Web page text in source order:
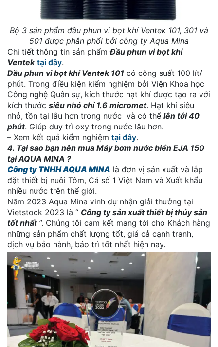
Bộ 3 sản phẩm đầu phun vi bọt khí Ventek 101, 301 và
501 được phân phối bởi công ty Aqua Mina
Chi tiết thông tin sản phẩmĐầu phun vi bọt khí
Ventek tại đây.
Đầu phun vi bọt khí Ventek 101 có công suất 100 lít/
phút. Trong điều kiện kiểm nghiệm bởi Viện Khoa học
Công nghệ Quân sự, kích thước hạt khí được tạo ra với
kích thước siêu nhỏ chỉ 1.6 micromet. Hạt khí siêu
nhỏ, tồn tại lâu hơn trong nước và có thể lên tới 40
phút. Giúp duy trì oxy trong nước lâu hơn.
– Xem kết quả kiểm nghiệm tại đây.
4. Tại sao bạn nên mua Máy bơm nước biển EJA 150
tại AQUA MINA ?
Công ty TNHH AQUA MINA là đơn vị sản xuất và lắp
đặt thiết bị nuôi Tôm, Cá số 1 Việt Nam và Xuất khẩu
nhiều nước trên thế giới.
Năm 2023 Aqua Mina vinh dự nhận giải thưởng tại
Vietstock 2023 là “ Công ty sản xuất thiết bị thủy sản
tốt nhất”. Chúng tôi cam kết mang tới cho Khách hàng
những sản phẩm chất lượng tốt, giá cả cạnh tranh,
dịch vụ bảo hành, bảo trì tốt nhất hiện nay.